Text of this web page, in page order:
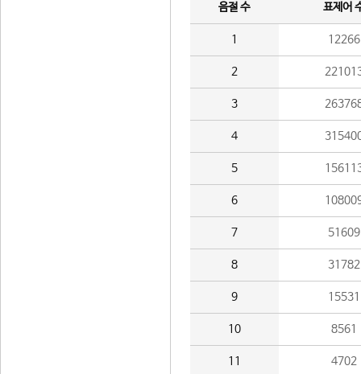
음절 수 표제어
1 12266
2
3
4
5
6
7 51609
8 31782
9 15531
10 8561
11 4702